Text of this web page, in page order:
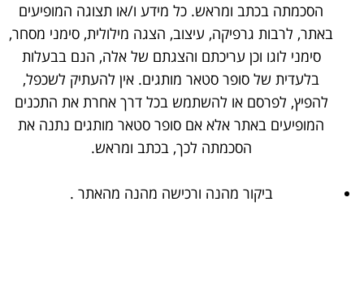
הסכמתה בכתב ומראש. כל מידע ו/או תצוגה המופיעים
באתר, לרבות גרפיקה, עיצוב, הצגה מילולית, סימני מסחר,
סימני לוגו וכן עריכתם והצגתם של אלה, הנם בבעלות
בלעדית של סופר סטאר מותגים. אין להעתיק לשכפל,
להפיץ, לפרסם או להשתמש בכל דרך אחרת את התכנים
המופיעים באתר אלא אם סופר סטאר מותגים נתנה את
הסכמתה לכך, בכתב ומראש.
ביקור מהנה ורכישה מהנה מהאתר .